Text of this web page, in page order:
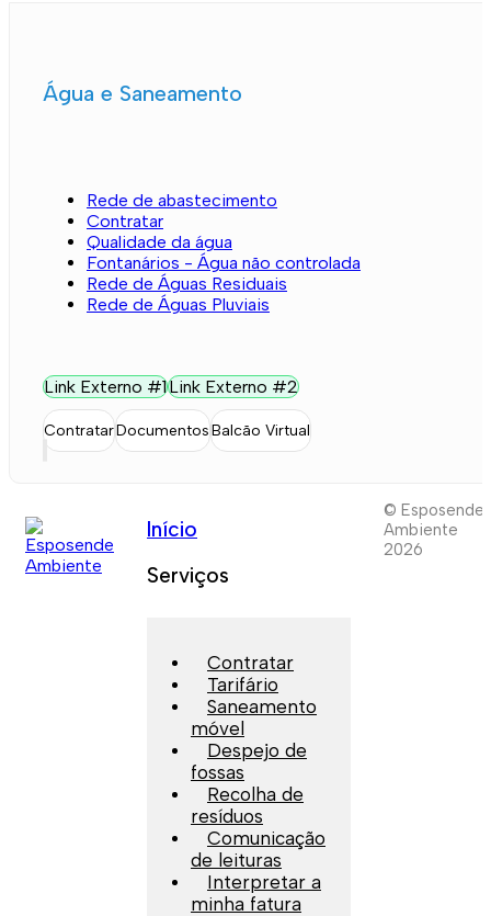
Água e Saneamento
Rede de abastecimento
Contratar
Qualidade da água
Fontanários - Água não controlada
Rede de Águas Residuais
Rede de Águas Pluviais
Link Externo #1Link Externo #2
ContratarDocumentosBalcão Virtual
Início
Serviços
Contratar
Tarifário
Saneamento
móvel
Despejo de
fossas
Recolha de
resíduos
Comunicação
de leituras
Interpretar a
minha fatura
© Esposende
Ambiente
2026